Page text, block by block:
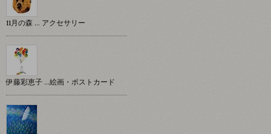
11月の森 … アクセサリー
伊藤彩恵子 …絵画・ポストカード